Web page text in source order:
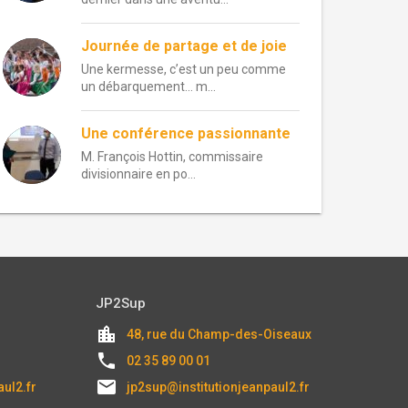
Journée de partage et de joie
Une kermesse, c’est un peu comme
un débarquement… m...
Une conférence passionnante
M. François Hottin, commissaire
divisionnaire en po...
JP2Sup
location_city 48, rue du Champ-des-Oiseaux
local_phone 02 35 89 00 01
email jp2sup@institutionjeanpaul2.fr